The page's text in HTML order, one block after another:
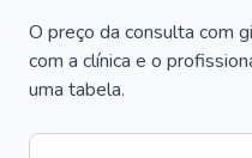
O preço da consulta com
com a clínica e o
uma tabela.